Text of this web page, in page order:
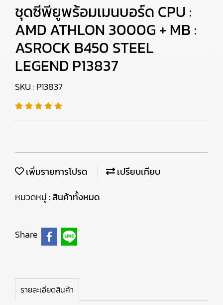
ชุดซีพียูพร้อมเมนบอร์ด CPU :
AMD ATHLON 3000G + MB :
ASROCK B450 STEEL
LEGEND P13837
SKU : P13837
เพิ่มรายการโปรด
เปรียบเทียบ
หมวดหมู่ :สินค้าทั้งหมด
Share
รายละเอียดสินค้า